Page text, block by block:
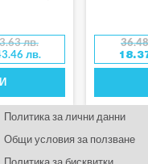
лв.
лв.
Политика за лични данни
Общи условия за ползване
Политика за бисквитки